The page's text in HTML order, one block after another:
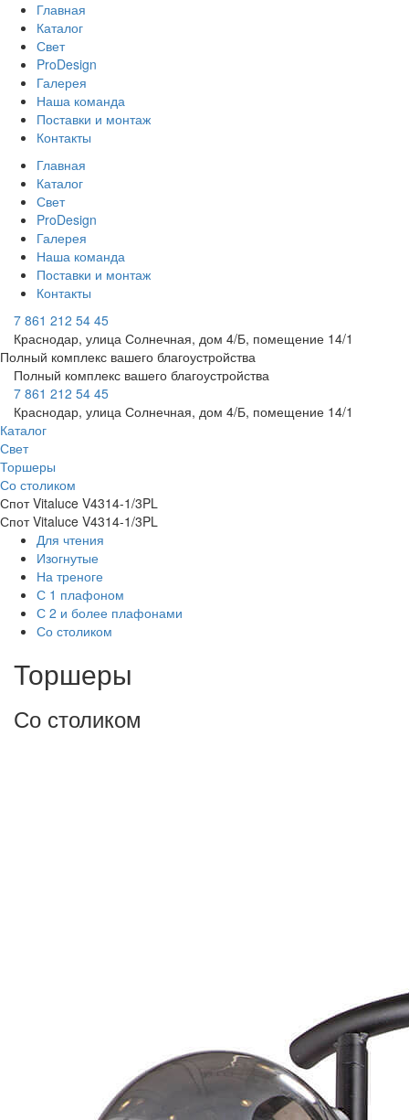
Главная
Каталог
Свет
ProDesign
Галерея
Наша команда
Поставки и монтаж
Контакты
Главная
Каталог
Свет
ProDesign
Галерея
Наша команда
Поставки и монтаж
Контакты
7 861 212 54 45
Краснодар, улица Солнечная, дом 4/Б, помещение 14/1
Полный комплекс вашего благоустройства
Полный комплекс вашего благоустройства
7 861 212 54 45
Краснодар, улица Солнечная, дом 4/Б, помещение 14/1
Каталог
Свет
Торшеры
Со столиком
Спот Vitaluce V4314-1/3PL
Спот Vitaluce V4314-1/3PL
Для чтения
Изогнутые
На треноге
С 1 плафоном
С 2 и более плафонами
Со столиком
Торшеры
Со столиком